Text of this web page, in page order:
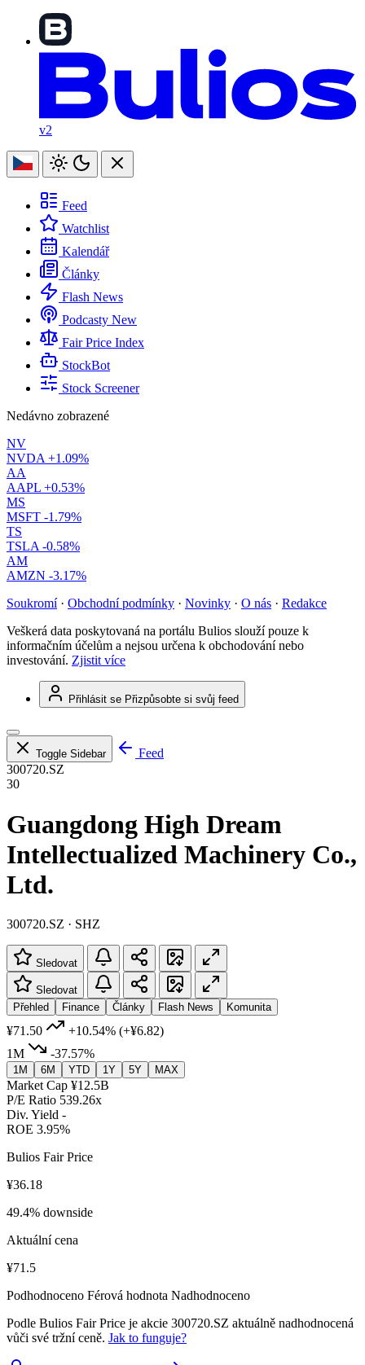
v2
Feed
Watchlist
Kalendář
Články
Flash News
Podcasty New
Fair Price Index
StockBot
Stock Screener
Nedávno zobrazené
NV
NVDA +1.09%
AA
AAPL +0.53%
MS
MSFT -1.79%
TS
TSLA -0.58%
AM
AMZN -3.17%
Soukromí · Obchodní podmínky · Novinky · O nás · Redakce
Veškerá data poskytovaná na portálu Bulios slouží pouze k
informačním účelům a nejsou určena k obchodování nebo
investování. Zjistit více
Přihlásit se Přizpůsobte si svůj feed
Toggle Sidebar
Feed
300720.SZ
30
Guangdong High Dream
Intellectualized Machinery Co.,
Ltd.
300720.SZ · SHZ
Sledovat
Sledovat
Přehled
Finance Články Flash News Komunita
¥71.50 +10.54% (+¥6.82)
1M
-37.57%
1M 6M YTD 1Y 5Y MAX
Market Cap ¥12.5B
P/E Ratio 539.26x
Div. Yield -
ROE 3.95%
Bulios Fair Price
¥36.18
49.4% downside
Aktuální cena
¥71.5
Podhodnoceno Férová hodnota Nadhodnoceno
Podle Bulios Fair Price je akcie 300720.SZ aktuálně nadhodnocená
vůči své tržní ceně. Jak to funguje?